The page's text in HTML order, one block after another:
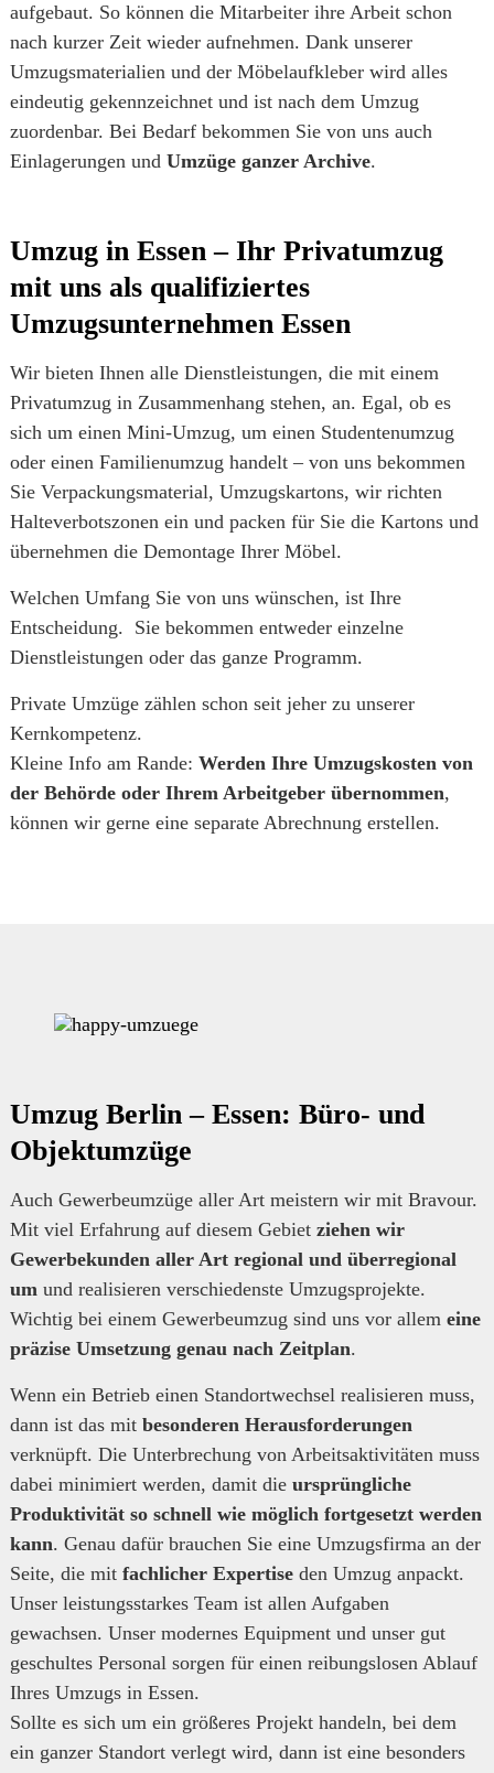
aufgebaut. So können die Mitarbeiter ihre Arbeit schon
nach kurzer Zeit wieder aufnehmen. Dank unserer
Umzugsmaterialien und der Möbelaufkleber wird alles
eindeutig gekennzeichnet und ist nach dem Umzug
zuordenbar. Bei Bedarf bekommen Sie von uns auch
Einlagerungen und Umzüge ganzer Archive.
Umzug in Essen – Ihr Privatumzug
mit uns als qualifiziertes
Umzugsunternehmen Essen
Wir bieten Ihnen alle Dienstleistungen, die mit einem
Privatumzug in Zusammenhang stehen, an. Egal, ob es
sich um einen Mini-Umzug, um einen Studentenumzug
oder einen Familienumzug handelt – von uns bekommen
Sie Verpackungsmaterial, Umzugskartons, wir richten
Halteverbotszonen ein und packen für Sie die Kartons und
übernehmen die Demontage Ihrer Möbel.
Welchen Umfang Sie von uns wünschen, ist Ihre
Entscheidung. Sie bekommen entweder einzelne
Dienstleistungen oder das ganze Programm.
Private Umzüge zählen schon seit jeher zu unserer
Kernkompetenz.
Kleine Info am Rande: Werden Ihre Umzugskosten von
der Behörde oder Ihrem Arbeitgeber übernommen,
können wir gerne eine separate Abrechnung erstellen.
Umzug Berlin – Essen: Büro- und
Objektumzüge
Auch Gewerbeumzüge aller Art meistern wir mit Bravour.
Mit viel Erfahrung auf diesem Gebiet ziehen wir
Gewerbekunden aller Art regional und überregional
um und realisieren verschiedenste Umzugsprojekte.
Wichtig bei einem Gewerbeumzug sind uns vor allem eine
präzise Umsetzung genau nach Zeitplan.
Wenn ein Betrieb einen Standortwechsel realisieren muss,
dann ist das mit besonderen Herausforderungen
verknüpft. Die Unterbrechung von Arbeitsaktivitäten muss
dabei minimiert werden, damit die ursprüngliche
Produktivität so schnell wie möglich fortgesetzt werden
kann. Genau dafür brauchen Sie eine Umzugsfirma an der
Seite, die mit fachlicher Expertise den Umzug anpackt.
Unser leistungsstarkes Team ist allen Aufgaben
gewachsen. Unser modernes Equipment und unser gut
geschultes Personal sorgen für einen reibungslosen Ablauf
Ihres Umzugs in Essen.
Sollte es sich um ein größeres Projekt handeln, bei dem
ein ganzer Standort verlegt wird, dann ist eine besonders